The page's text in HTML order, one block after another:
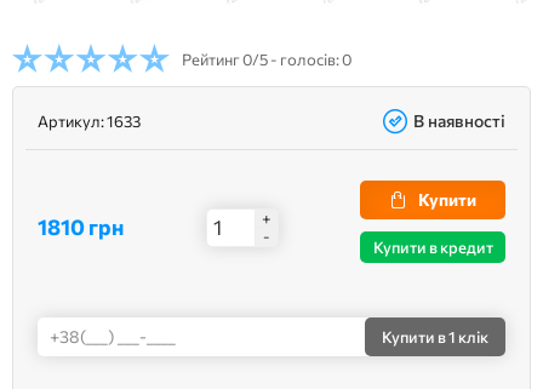
Рейтинг0/5 - голосів: 0
Артикул:1633 В наявності
1810 грн
+
-
Купити
Купити в кредит
Купити в 1 клік